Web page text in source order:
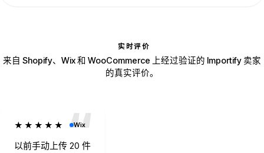
实时评价
来自 Shopify、Wix 和 WooCommerce 上经过验证的 Importify 卖家
的真实评价。
★★★★★ Wix
以前手动上传 20 件